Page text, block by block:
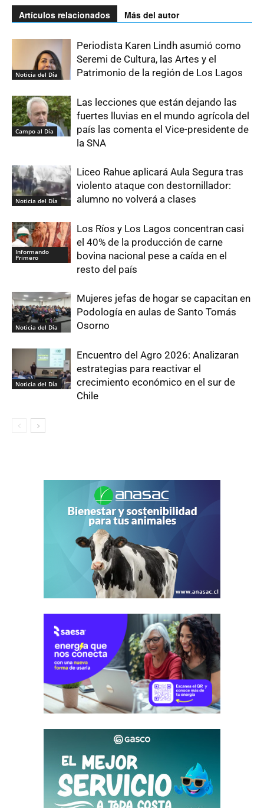
Artículos relacionados Más del autor
Noticia del Día
Periodista Karen Lindh asumió como
Seremi de Cultura, las Artes y el
Patrimonio de la región de Los Lagos
Campo al Día
Las lecciones que están dejando las
fuertes lluvias en el mundo agrícola del
país las comenta el Vice-presidente de
la SNA
Noticia del Día
Liceo Rahue aplicará Aula Segura tras
violento ataque con destornillador:
alumno no volverá a clases
Informando
Primero
Los Ríos y Los Lagos concentran casi
el 40% de la producción de carne
bovina nacional pese a caída en el
resto del país
Noticia del Día
Mujeres jefas de hogar se capacitan en
Podología en aulas de Santo Tomás
Osorno
Noticia del Día
Encuentro del Agro 2026: Analizaran
estrategias para reactivar el
crecimiento económico en el sur de
Chile